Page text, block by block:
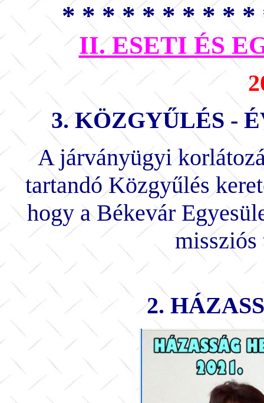
* * * * * * * * *
II. ESETI ÉS
3. KÖZGYŰLÉS -
A járványügyi
tartandó Közgyűlés
hogy a Békevár
missziós
2.